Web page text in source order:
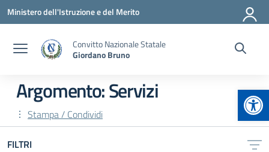
Vai ai contenuti
Vai al menu di navigazione
Vai al footer
Ministero dell'Istruzione e del Merito
Convitto Nazionale Statale
Giordano Bruno
Argomento: Servizi
Stampa / Condividi
FILTRI